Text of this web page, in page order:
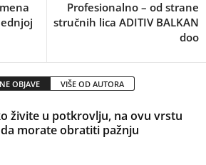
Profesionalno – od strane
stručnih lica ADITIV BALKAN
doo
OBJAVE VIŠE OD AUTORA
živite u potkrovlju, na ovu vrstu
morate obratiti pažnju